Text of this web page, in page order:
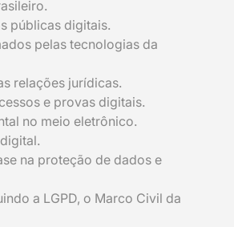
públicas digitais.
pelas tecnologias da
relações jurídicas.
e provas digitais.
no meio eletrônico.
na proteção de dados e
a LGPD, o Marco Civil da